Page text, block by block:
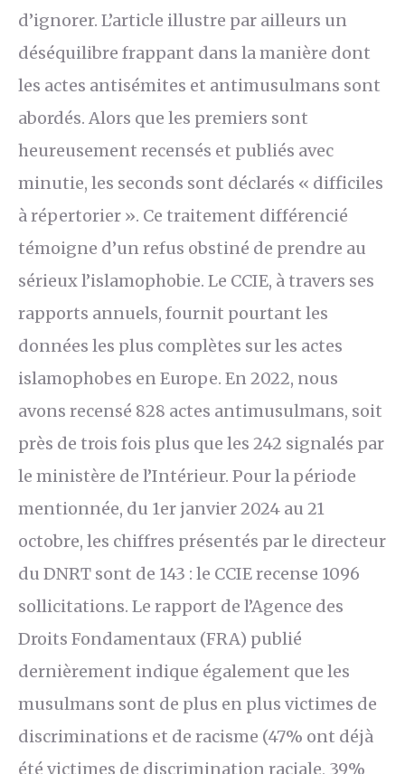
d’ignorer. L’article illustre par ailleurs un
déséquilibre frappant dans la manière dont
les actes antisémites et antimusulmans sont
abordés. Alors que les premiers sont
heureusement recensés et publiés avec
minutie, les seconds sont déclarés « difficiles
à répertorier ». Ce traitement différencié
témoigne d’un refus obstiné de prendre au
sérieux l’islamophobie. Le CCIE, à travers ses
rapports annuels, fournit pourtant les
données les plus complètes sur les actes
islamophobes en Europe. En 2022, nous
avons recensé 828 actes antimusulmans, soit
près de trois fois plus que les 242 signalés par
le ministère de l’Intérieur. Pour la période
mentionnée, du 1er janvier 2024 au 21
octobre, les chiffres présentés par le directeur
du DNRT sont de 143 : le CCIE recense 1096
sollicitations. Le rapport de l’Agence des
Droits Fondamentaux (FRA) publié
dernièrement indique également que les
musulmans sont de plus en plus victimes de
discriminations et de racisme (47% ont déjà
été victimes de discrimination raciale, 39%